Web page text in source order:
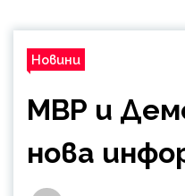
Новини
МВР и
нова